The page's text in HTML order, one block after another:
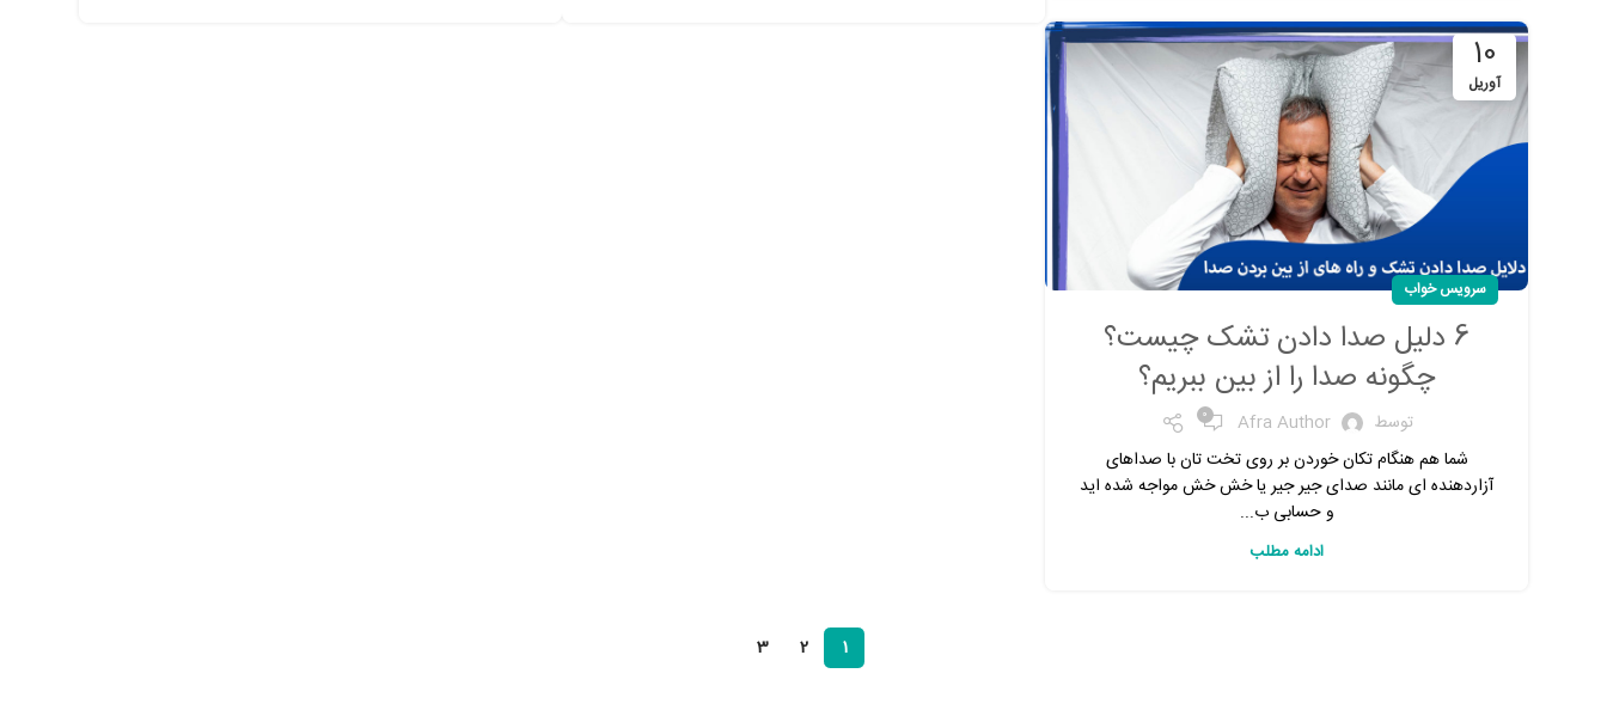
10
آوریل
سرویس خواب
6 دلیل صدا دادن تشک چیست؟
چگونه صدا را از بین ببریم؟
توسط Afra Author
0
شما هم هنگام تکان خوردن بر روی تخت تان با صداهای
آزاردهنده ای مانند صدای جیر جیر یا خش خش مواجه شده اید
و حسابی ب...
ادامه مطلب
1
2
3